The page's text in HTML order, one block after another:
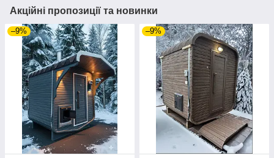
Акційні пропозиції та новинки
–9% –9%